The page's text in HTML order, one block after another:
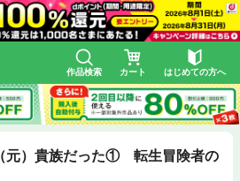
作品検索 カート はじめての方へ
元）貴族だった① 転生冒険者の